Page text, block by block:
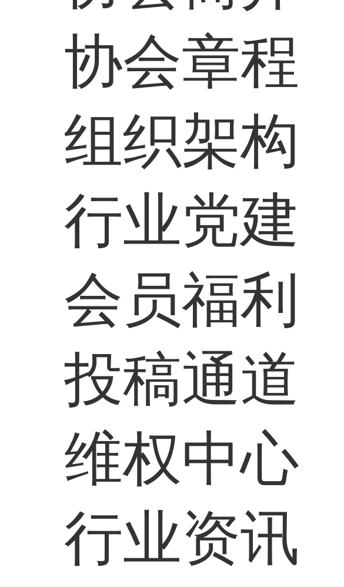
协会章程
组织架构
行业党建
会员福利
投稿通道
维权中心
行业资讯